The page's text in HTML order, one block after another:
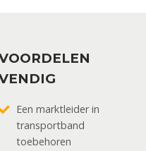
Een marktleider in
transportband
toebehoren